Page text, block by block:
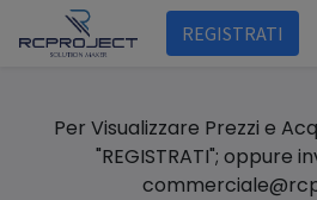
REGISTRATI
Per Visualizzare Prezzi e
"REGISTRATI"; oppure